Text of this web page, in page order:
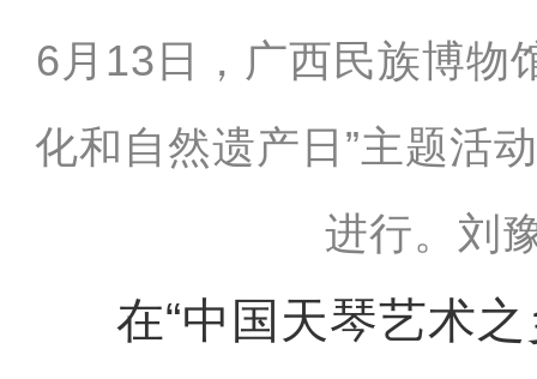
6月13日，广西民族博物
化和自然遗产日”主题活
进行。刘
在“中国天琴艺术之